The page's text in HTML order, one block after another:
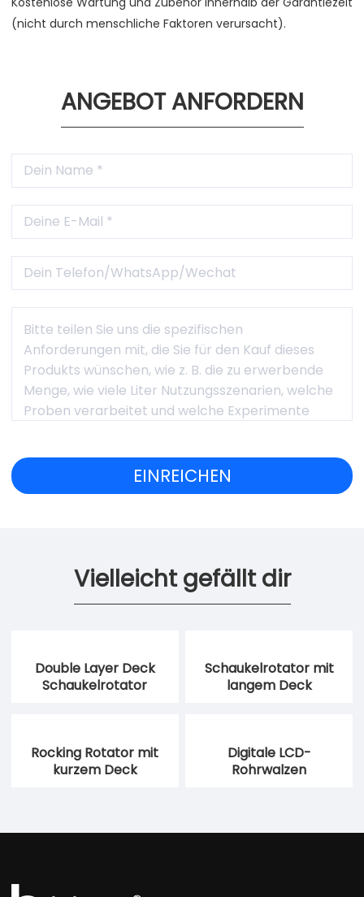
(nicht durch menschliche Faktoren verursacht).
ANGEBOT ANFORDERN
Vielleicht gefällt dir
Double Layer Deck
Schaukelrotator
Schaukelrotator mit
langem Deck
Rocking Rotator mit
kurzem Deck
Digitale LCD-
Rohrwalzen